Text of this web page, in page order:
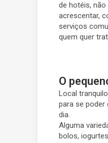
de hotéis,
acrescentar,
serviços
quem quer
O
Local
para se poder
dia.
Alguma
bolos,